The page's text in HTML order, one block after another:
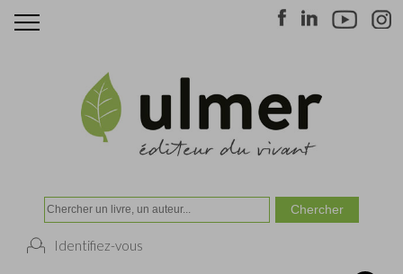
Identifiez-vous